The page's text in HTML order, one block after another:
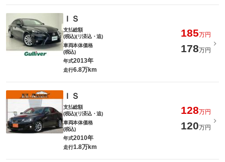
ＩＳ
支払総額
(税込)(リ済込・追)
185万円
車両本体価格
(税込)
178万円
年式2013年
走行6.8万km
ＩＳ
支払総額
(税込)(リ済込・追)
128万円
車両本体価格
(税込)
120万円
年式2010年
走行1.8万km